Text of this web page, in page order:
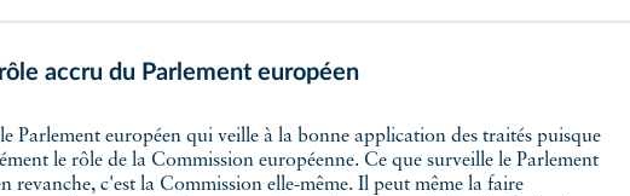
rôle accru du Parlement européen
le rôle de la Commission européenne. Ce que surveille le Parlement
revanche, c'est la Commission elle-même. Il peut même la faire